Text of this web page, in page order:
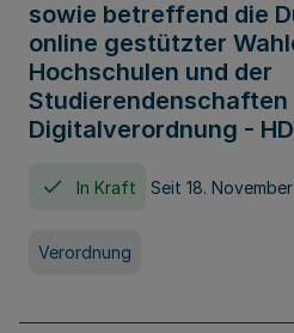
sowie betreffend die
online gestützter
Hochschulen und der
Digitalverordnung -
In Kraft Seit 18.
Verordnung